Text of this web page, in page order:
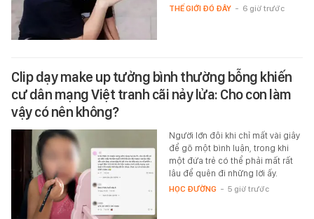
THẾ GIỚI ĐÓ ĐÂY - 6 giờ trước
Clip dạy make up tưởng bình thường bỗng khiến
cư dân mạng Việt tranh cãi nảy lửa: Cho con làm
vậy có nên không?
Người lớn đôi khi chỉ mất vài giây
để gõ một bình luận, trong khi
một đứa trẻ có thể phải mất rất
lâu để quên đi những lời ấy.
HỌC ĐƯỜNG - 5 giờ trước